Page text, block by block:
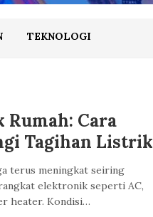
TEKNOLOGI
Rumah: Cara
Tagihan Listrik
terus meningkat seiring
elektronik seperti AC,
heater. Kondisi…